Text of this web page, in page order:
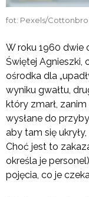
fot: Pexels/Cottonbro
W roku 1960 dwie
Świętej Agnieszki,
ośrodka dla
wyniku gwałtu,
który zmarł,
wysłane do
aby tam się
Choć jest to
określa je
pojęcia, co je